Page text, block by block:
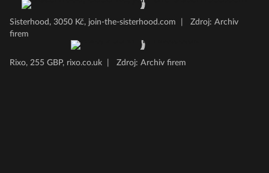
Sisterhood, 3050 Kč, join-the-sisterhood.com
Zdroj: Archiv
firem
Rixo, 255 GBP, rixo.co.uk Zdroj: Archiv firem